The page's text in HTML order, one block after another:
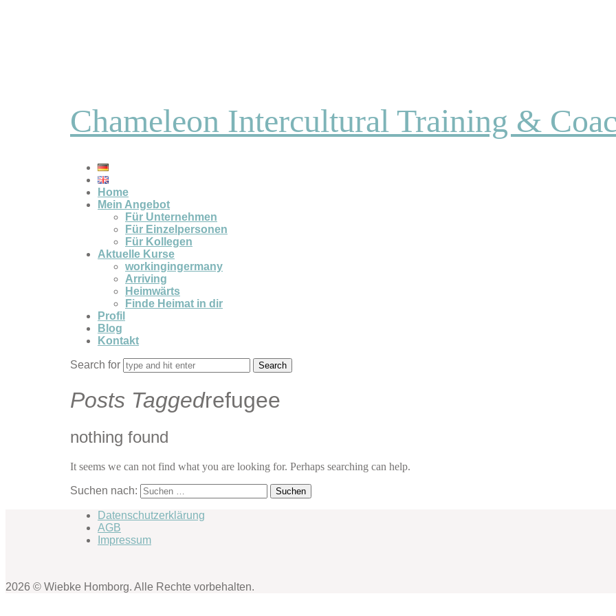
Chameleon Intercultural Training &
Home
Mein Angebot
Für Unternehmen
Für Einzelpersonen
Für Kollegen
Aktuelle Kurse
workingingermany
Arriving
Heimwärts
Finde Heimat in dir
Profil
Blog
Kontakt
Search for
Posts Taggedrefugee
nothing found
It seems we can not find what you are looking for. Perhaps searching can help.
Suchen nach:
Datenschutzerklärung
AGB
Impressum
2026 © Wiebke Homborg. Alle Rechte vorbehalten.